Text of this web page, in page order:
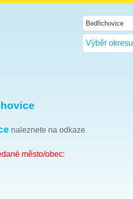
Výběr okresu
naleznete na odkaze
město/obec: